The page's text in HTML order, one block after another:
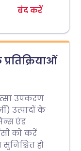
बंद करें
उपकरण
उत्पादों के
एंड
को करें
हो